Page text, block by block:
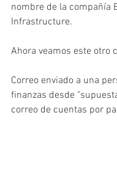
nombre de la compañía
Infrastructure.
Ahora veamos este otro
Correo enviado a una
finanzas desde
correo de cuentas por